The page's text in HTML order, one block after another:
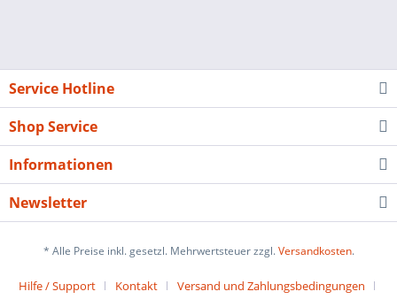
Service Hotline
Shop Service
Informationen
Newsletter
* Alle Preise inkl. gesetzl. Mehrwertsteuer zzgl.Versandkosten.
Hilfe / Support Kontakt
Versand und Zahlungsbedingungen